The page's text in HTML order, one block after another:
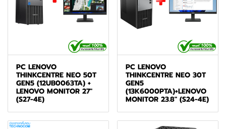
PC LENOVO
THINKCENTRE NEO 50T
GEN5 (12UB0063TA) +
LENOVO MONITOR 27"
(S27-4E)
PC LENOVO
THINKCENTRE NEO 30T
GEN5
(13K6000PTA)+LENOVO
MONITOR 23.8" (S24-4E)